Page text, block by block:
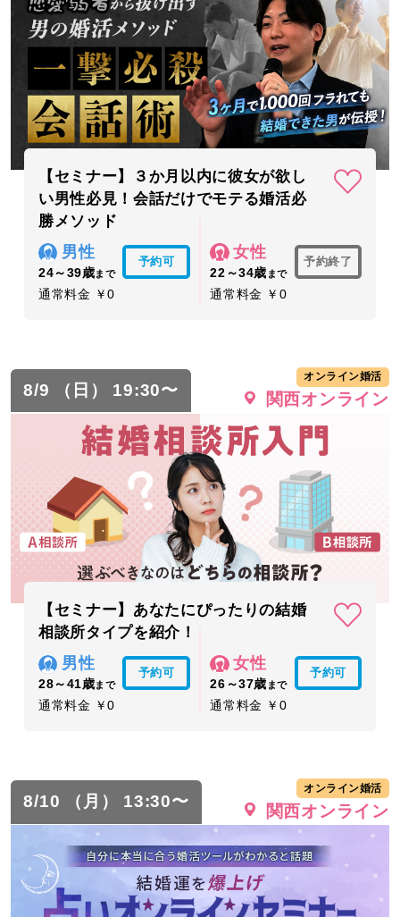
【セミナー】３か月以内に彼女が欲し
い男性必見！会話だけでモテる婚活必
勝メソッド
男性
24～39歳まで
予約可
通常料金 ￥0
女性
22～34歳 まで
予約終了
通常料金 ￥0
8/9 （日） 19:30〜
オンライン婚活
関西オンライン
【セミナー】あなたにぴったりの結婚
相談所タイプを紹介！
男性
28～41歳まで
予約可
通常料金 ￥0
女性
26～37歳 まで
予約可
通常料金 ￥0
8/10 （月） 13:30〜
オンライン婚活
関西オンライン